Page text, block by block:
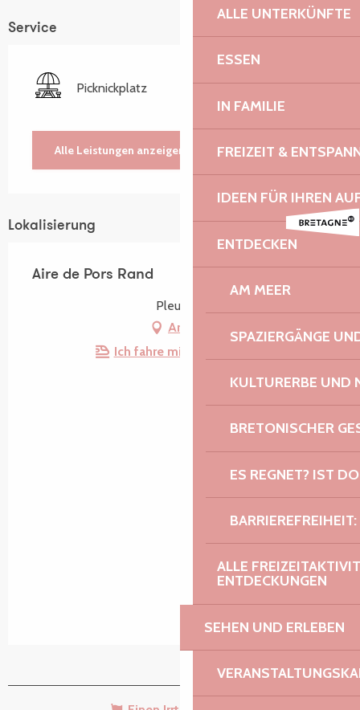
ALLE UNTERKÜNFTE
ESSEN
IN FAMILIE
FREIZEIT &
IDEEN FÜR IHREN
ENTDECKEN
AM MEER
SPAZIERGÄNGE
KULTURERBE UND
BRETONISCHER
ES REGNET? IST
ALLE
ENTDECKUNGEN
SEHEN UND ERLEBEN
Service
Picknickplatz
Alle Leistungen anzeigen
Lokalisierung
Aire de Pors Rand
Pleubian
Anfahrt
Ich fahre mit dem Zug hin!